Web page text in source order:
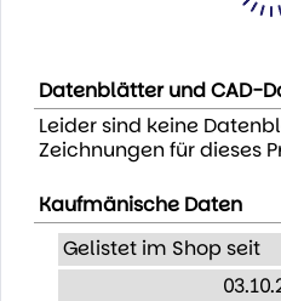
Datenblätter und CAD-
Leider sind keine
Zeichnungen für dieses
Kaufmänische Daten
Gelistet im Shop seit